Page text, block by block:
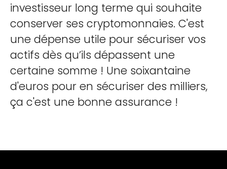
investisseur long terme qui souhaite
conserver ses cryptomonnaies. C'est
une dépense utile pour sécuriser vos
actifs dès qu’ils dépassent une
certaine somme ! Une soixantaine
d'euros pour en sécuriser des milliers,
ça c'est une bonne assurance !